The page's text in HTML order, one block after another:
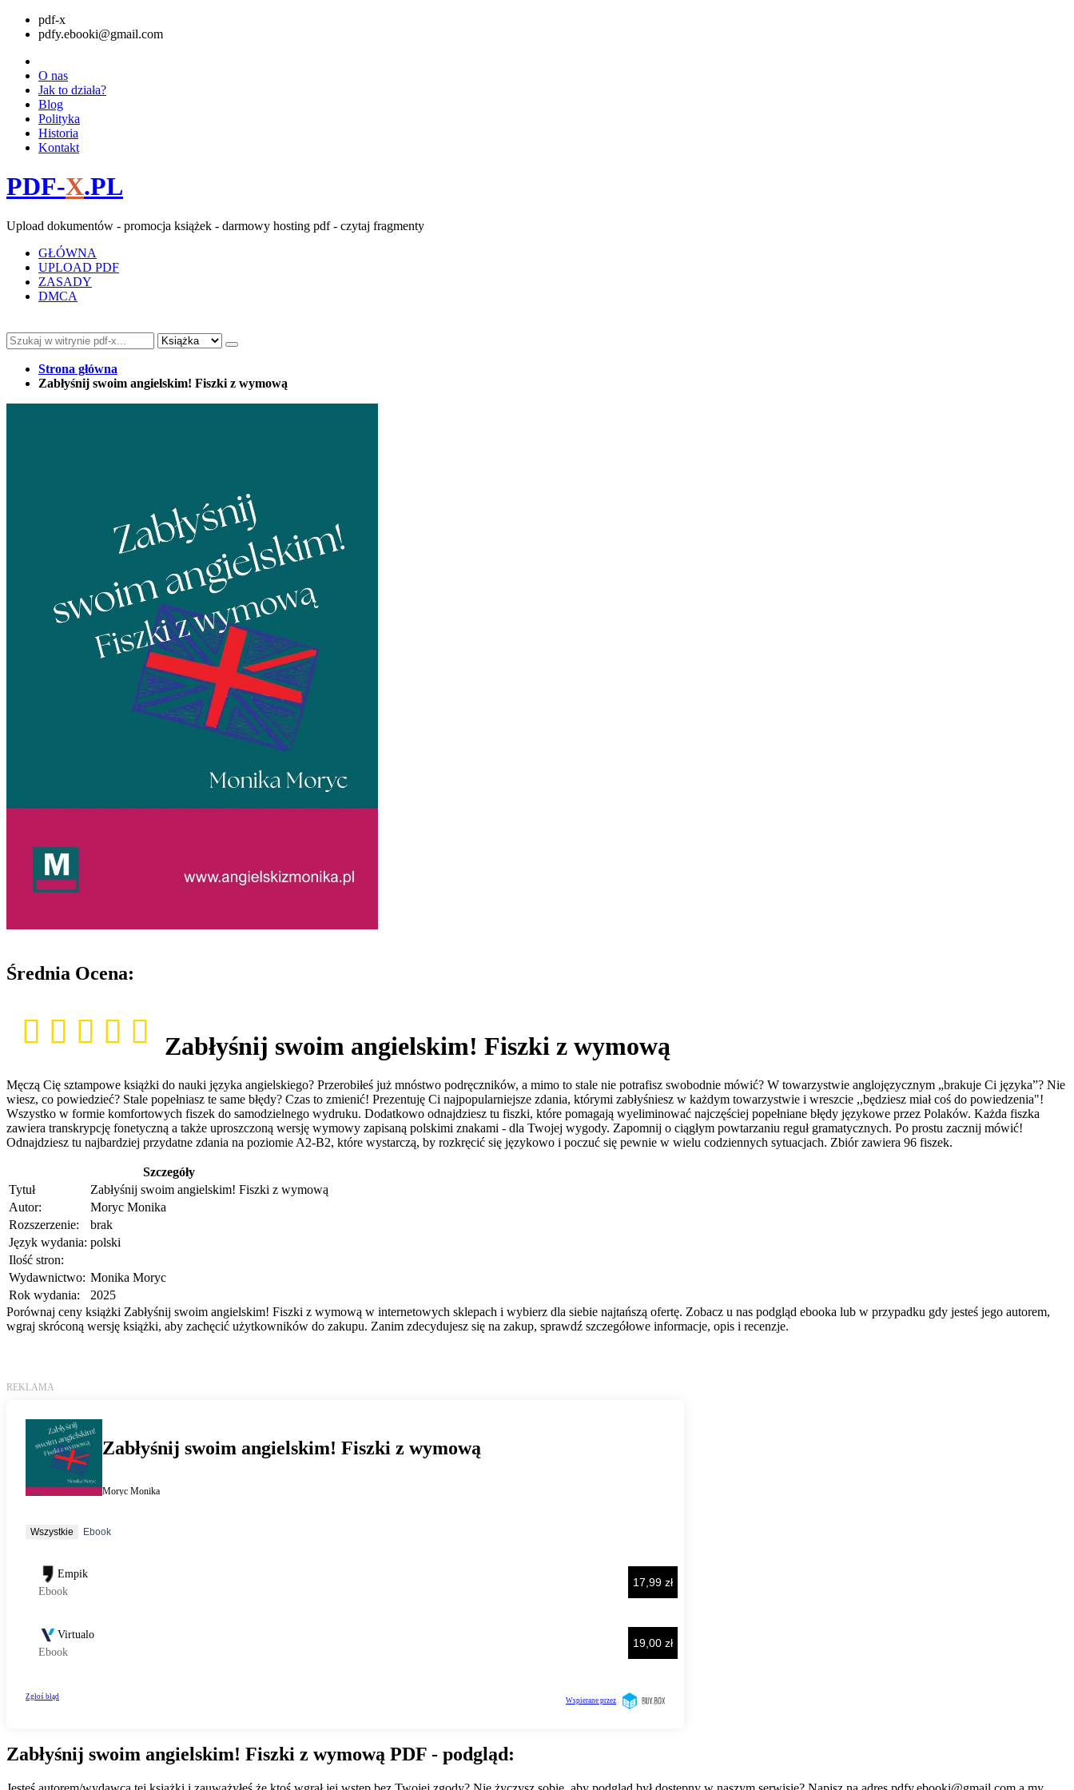
pdf-x
pdfy.ebooki@gmail.com
O nas
Jak to działa?
Blog
Polityka
Historia
Kontakt
PDF-X.PL
Upload dokumentów - promocja książek - darmowy hosting pdf - czytaj fragmenty
GŁÓWNA
UPLOAD PDF
ZASADY
DMCA
Strona główna
Zabłyśnij swoim angielskim! Fiszki z wymową
Średnia Ocena:
Zabłyśnij swoim angielskim! Fiszki z wymową
Męczą Cię sztampowe książki do nauki języka angielskiego? Przerobiłeś już mnóstwo podręczników, a mimo to stale nie potrafisz swobodnie mówić? W towarzystwie anglojęzycznym „brakuje Ci języka”? Nie
wiesz, co powiedzieć? Stale popełniasz te same błędy? Czas to zmienić! Prezentuję Ci najpopularniejsze zdania, którymi zabłyśniesz w każdym towarzystwie i wreszcie ,,będziesz miał coś do powiedzenia"!
Wszystko w formie komfortowych fiszek do samodzielnego wydruku. Dodatkowo odnajdziesz tu fiszki, które pomagają wyeliminować najczęściej popełniane błędy językowe przez Polaków. Każda fiszka
zawiera transkrypcję fonetyczną a także uproszczoną wersję wymowy zapisaną polskimi znakami - dla Twojej wygody. Zapomnij o ciągłym powtarzaniu reguł gramatycznych. Po prostu zacznij mówić!
Odnajdziesz tu najbardziej przydatne zdania na poziomie A2-B2, które wystarczą, by rozkręcić się językowo i poczuć się pewnie w wielu codziennych sytuacjach. Zbiór zawiera 96 fiszek.
Szczegóły
Tytuł
Zabłyśnij swoim angielskim! Fiszki z wymową
Autor:
Moryc Monika
Rozszerzenie:
brak
Język wydania: polski
Ilość stron:
Wydawnictwo: Monika Moryc
Rok wydania:
2025
Porównaj ceny książki Zabłyśnij swoim angielskim! Fiszki z wymową w internetowych sklepach i wybierz dla siebie najtańszą ofertę. Zobacz u nas podgląd ebooka lub w przypadku gdy jesteś jego autorem,
wgraj skróconą wersję książki, aby zachęcić użytkowników do zakupu. Zanim zdecydujesz się na zakup, sprawdź szczegółowe informacje, opis i recenzje.
Zabłyśnij swoim angielskim! Fiszki z wymową PDF - podgląd: